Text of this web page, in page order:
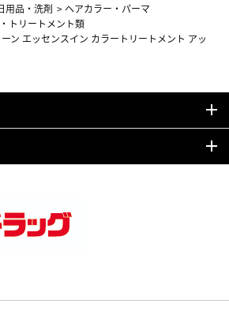
用品・洗剤 > ヘアカラー・パーマ
トリートメント類
ン エッセンスイン カラートリートメント アッ